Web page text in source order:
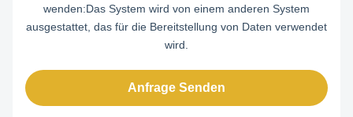
wenden:Das System wird von einem anderen System
ausgestattet, das für die Bereitstellung von Daten verwendet
wird.
Anfrage Senden